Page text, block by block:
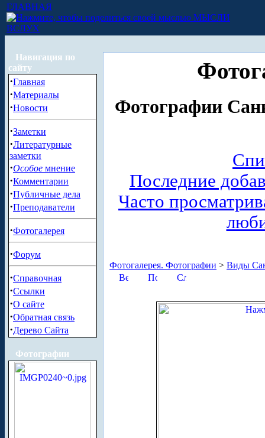
ГЛАВНАЯ
МЫСЛИ
ВСЛУХ
Навигация по
сайту
·Главная
·Материалы
·Новости
·Заметки
·Литературные
заметки
·Особое мнение
·Комментарии
·Публичные дела
·Преподаватели
·Фотогалерея
·Форум
·Справочная
·Ссылки
·О сайте
·Обратная связь
·Дерево Сайта
Фотографии
Фотографии
Последние
Часто
Фотогалерея. Фотографии > Виды